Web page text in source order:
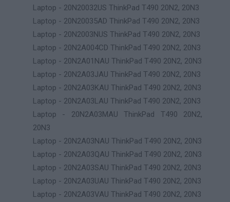
Laptop - 20N20032US ThinkPad T490 20N2, 20N3
Laptop - 20N20035AD ThinkPad T490 20N2, 20N3
Laptop - 20N2003NUS ThinkPad T490 20N2, 20N3
Laptop - 20N2A004CD ThinkPad T490 20N2, 20N3
Laptop - 20N2A01NAU ThinkPad T490 20N2, 20N3
Laptop - 20N2A03JAU ThinkPad T490 20N2, 20N3
Laptop - 20N2A03KAU ThinkPad T490 20N2, 20N3
Laptop - 20N2A03LAU ThinkPad T490 20N2, 20N3
Laptop - 20N2A03MAU ThinkPad T490 20N2,
20N3
Laptop - 20N2A03NAU ThinkPad T490 20N2, 20N3
Laptop - 20N2A03QAU ThinkPad T490 20N2, 20N3
Laptop - 20N2A03SAU ThinkPad T490 20N2, 20N3
Laptop - 20N2A03UAU ThinkPad T490 20N2, 20N3
Laptop - 20N2A03VAU ThinkPad T490 20N2, 20N3